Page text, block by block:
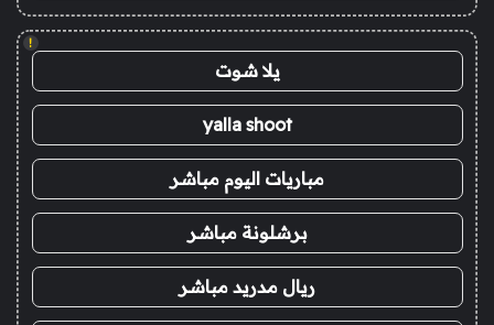
!
يلا شوت
yalla shoot
مباريات اليوم مباشر
برشلونة مباشر
ريال مدريد مباشر